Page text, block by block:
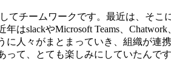
チームワークです。最近は、そこ
slackやMicrosoft Teams、
人々がまとまっていき、組織が連
て、とても楽しみにしていたんです